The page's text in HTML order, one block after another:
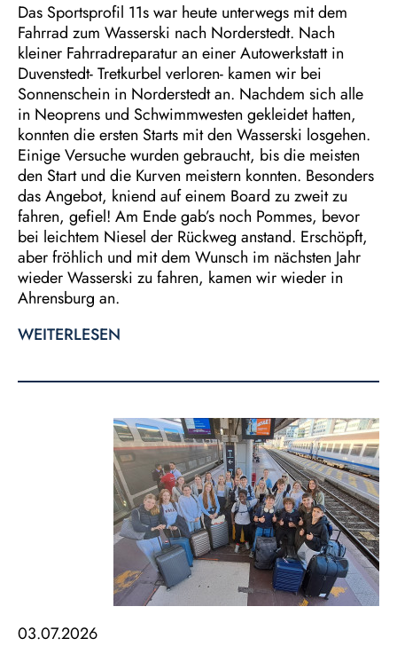
Das Sportsprofil 11s war heute unterwegs mit dem
Fahrrad zum Wasserski nach Norderstedt. Nach
kleiner Fahrradreparatur an einer Autowerkstatt in
Duvenstedt- Tretkurbel verloren- kamen wir bei
Sonnenschein in Norderstedt an. Nachdem sich alle
in Neoprens und Schwimmwesten gekleidet hatten,
konnten die ersten Starts mit den Wasserski losgehen.
Einige Versuche wurden gebraucht, bis die meisten
den Start und die Kurven meistern konnten. Besonders
das Angebot, kniend auf einem Board zu zweit zu
fahren, gefiel! Am Ende gab’s noch Pommes, bevor
bei leichtem Niesel der Rückweg anstand. Erschöpft,
aber fröhlich und mit dem Wunsch im nächsten Jahr
wieder Wasserski zu fahren, kamen wir wieder in
Ahrensburg an.
WEITERLESEN
03.07.2026